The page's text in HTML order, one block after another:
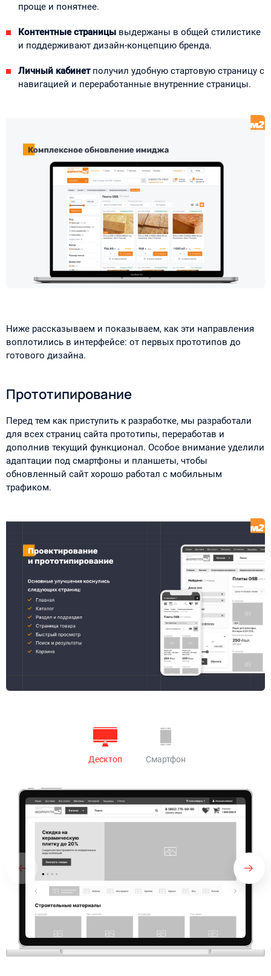
проще и понятнее.
Контентные страницы выдержаны в общей стилистике
и поддерживают дизайн-концепцию бренда.
Личный кабинетполучил удобную стартовую страницу с
навигацией и переработанные внутренние страницы.
Ниже рассказываем и показываем, как эти направления
воплотились в интерфейсе: от первых прототипов до
готового дизайна.
Прототипирование
Перед тем как приступить к разработке, мы разработали
для всех страниц сайта прототипы, переработав и
дополнив текущий функционал. Особое внимание уделили
адаптации под смартфоны и планшеты, чтобы
обновленный сайт хорошо работал с мобильным
трафиком.